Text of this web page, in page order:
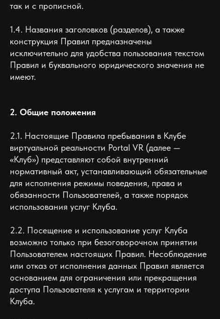
так и с прописной.
1.4. Названия заголовков (разделов), а также
конструкция Правил предназначены
исключительно для удобства пользования текстом
Правил и буквального юридического значения не
имеют.
2. Общие положения
2.1. Настоящие Правила пребывания в Клубе
виртуальной реальности Portal VR (далее —
«Клуб») представляют собой внутренний
нормативный акт, устанавливающий обязательные
для исполнения режимы поведения, права и
обязанности Пользователей, а также порядок
использования услуг Клуба.
2.2. Посещение и использование услуг Клуба
возможно только при безоговорочном принятии
Пользователем настоящих Правил. Несоблюдение
или отказ от исполнения данных Правил является
основанием для ограничения или прекращения
доступа Пользователя к услугам и территории
Клуба.